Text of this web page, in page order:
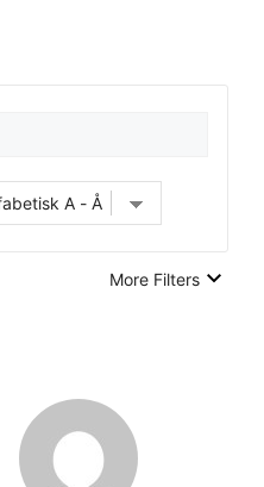
More Filters